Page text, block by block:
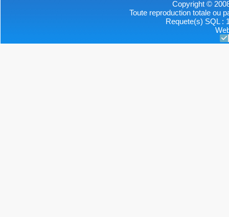
Copyright ©
Toute reproduction totale ou
Requete(s) SQL :